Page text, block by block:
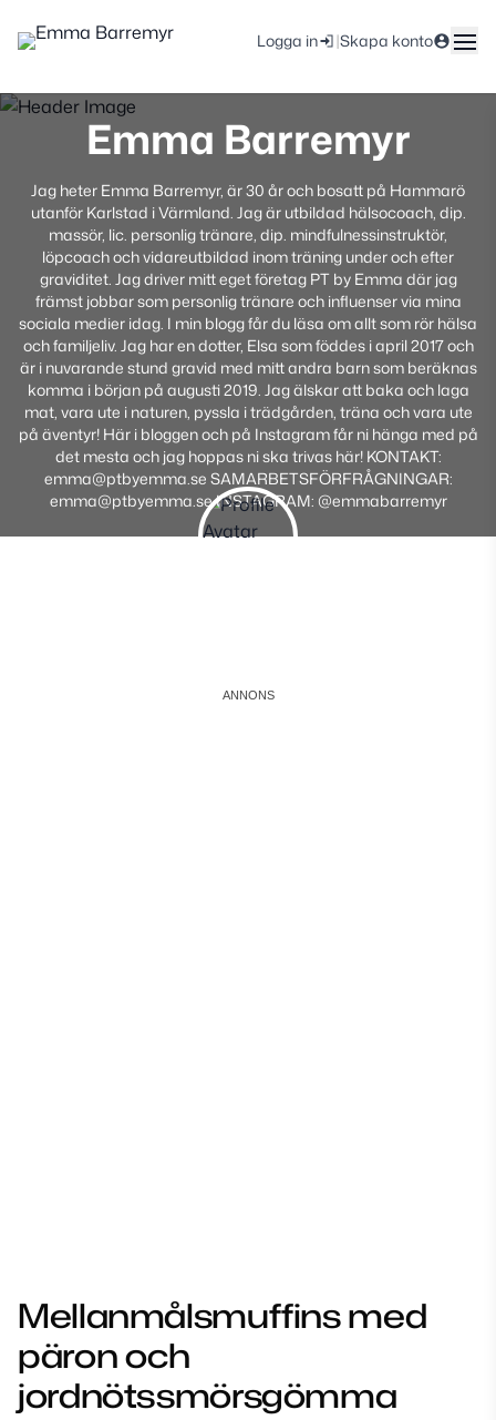
Logga in |Skapa konto
Emma Barremyr
Jag heter Emma Barremyr, är 30 år och bosatt på Hammarö
utanför Karlstad i Värmland. Jag är utbildad hälsocoach, dip.
massör, lic. personlig tränare, dip. mindfulnessinstruktör,
löpcoach och vidareutbildad inom träning under och efter
graviditet. Jag driver mitt eget företag PT by Emma där jag
främst jobbar som personlig tränare och influenser via mina
sociala medier idag. I min blogg får du läsa om allt som rör hälsa
och familjeliv. Jag har en dotter, Elsa som föddes i april 2017 och
är i nuvarande stund gravid med mitt andra barn som beräknas
komma i början på augusti 2019. Jag älskar att baka och laga
mat, vara ute i naturen, pyssla i trädgården, träna och vara ute
på äventyr! Här i bloggen och på Instagram får ni hänga med på
det mesta och jag hoppas ni ska trivas här! KONTAKT:
emma@ptbyemma.se SAMARBETSFÖRFRÅGNINGAR:
emma@ptbyemma.se INSTAGRAM: @emmabarremyr
Mellanmålsmuffins med
päron och
jordnötssmörsgömma